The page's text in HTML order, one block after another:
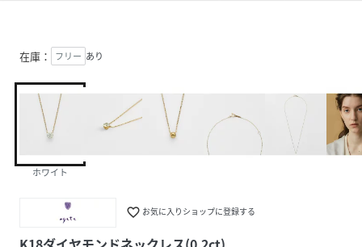
在庫： フリー あり
ホワイト
favorite_border お気に入りショップに登録する